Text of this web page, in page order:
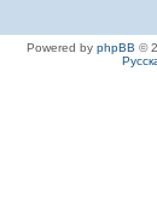
Powered by phpBB ©